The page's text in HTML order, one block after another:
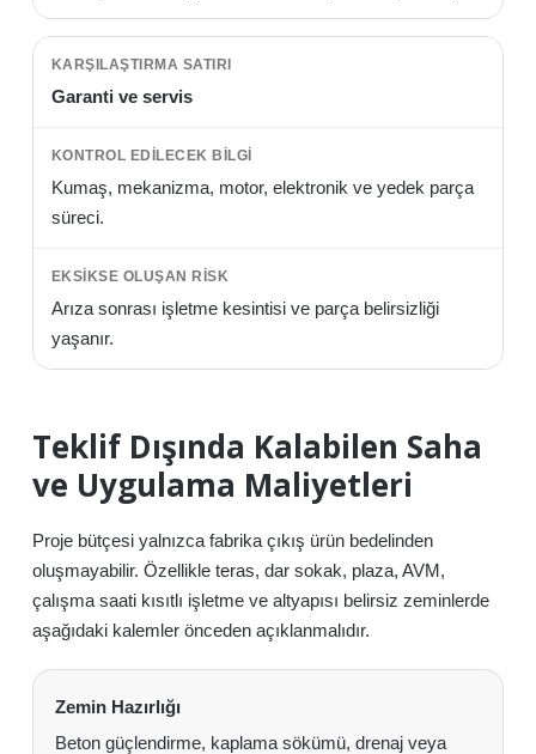
Garanti ve servis
Kumaş, mekanizma, motor, elektronik ve yedek parça
süreci.
Arıza sonrası işletme kesintisi ve parça belirsizliği
yaşanır.
Teklif Dışında Kalabilen Saha
ve Uygulama Maliyetleri
Proje bütçesi yalnızca fabrika çıkış ürün bedelinden
oluşmayabilir. Özellikle teras, dar sokak, plaza, AVM,
çalışma saati kısıtlı işletme ve altyapısı belirsiz zeminlerde
aşağıdaki kalemler önceden açıklanmalıdır.
Zemin Hazırlığı
Beton güçlendirme, kaplama sökümü, drenaj veya